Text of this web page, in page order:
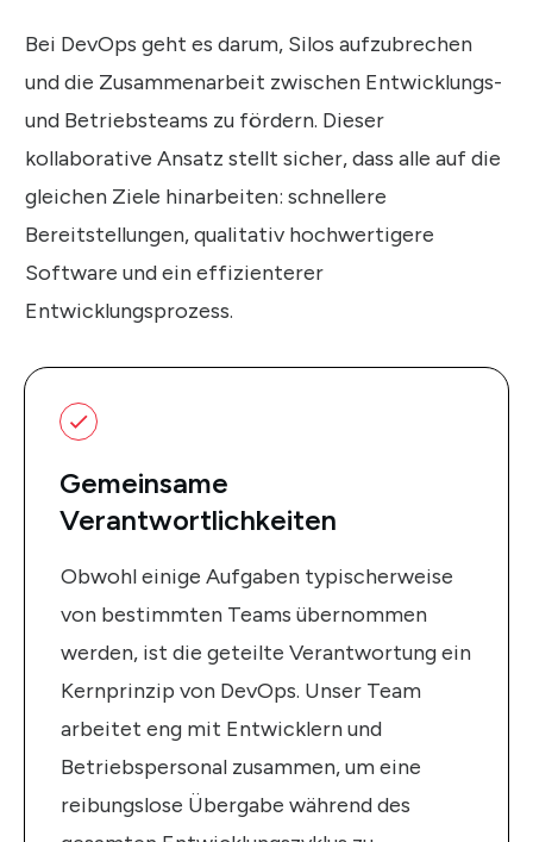
Bei DevOps geht es darum, Silos aufzubrechen
und die Zusammenarbeit zwischen Entwicklungs-
und Betriebsteams zu fördern. Dieser
kollaborative Ansatz stellt sicher, dass alle auf die
gleichen Ziele hinarbeiten: schnellere
Bereitstellungen, qualitativ hochwertigere
Software und ein effizienterer
Entwicklungsprozess.
Gemeinsame
Verantwortlichkeiten
Obwohl einige Aufgaben typischerweise
von bestimmten Teams übernommen
werden, ist die geteilte Verantwortung ein
Kernprinzip von DevOps. Unser Team
arbeitet eng mit Entwicklern und
Betriebspersonal zusammen, um eine
reibungslose Übergabe während des